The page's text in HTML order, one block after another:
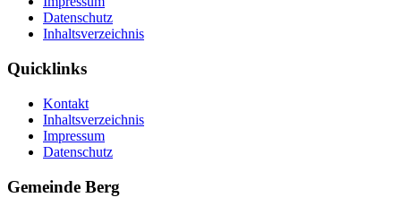
Datenschutz
Inhaltsverzeichnis
Quicklinks
Kontakt
Inhaltsverzeichnis
Impressum
Datenschutz
Gemeinde Berg